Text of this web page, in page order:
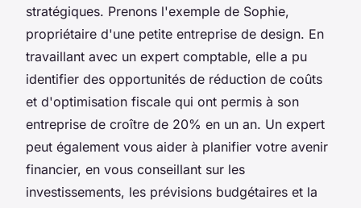
stratégiques. Prenons l'exemple de Sophie,
propriétaire d'une petite entreprise de design. En
travaillant avec un expert comptable, elle a pu
identifier des opportunités de réduction de coûts
et d'optimisation fiscale qui ont permis à son
entreprise de croître de 20% en un an. Un expert
peut également vous aider à planifier votre avenir
financier, en vous conseillant sur les
investissements, les prévisions budgétaires et la